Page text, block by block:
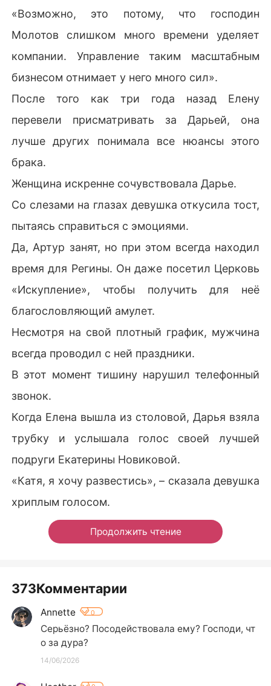
«Возможно, это потому, что господин
Молотов слишком много времени уделяет
компании. Управление таким масштабным
бизнесом отнимает у него много сил».
После того как три года назад Елену
перевели присматривать за Дарьей, она
лучше других понимала все нюансы этого
брака.
Женщина искренне сочувствовала Дарье.
Со слезами на глазах девушка откусила тост,
пытаясь справиться с эмоциями.
Да, Артур занят, но при этом всегда находил
время для Регины. Он даже посетил Церковь
«Искупление», чтобы получить для неё
благословляющий амулет.
Несмотря на свой плотный график, мужчина
всегда проводил с ней праздники.
В этот момент тишину нарушил телефонный
звонок.
Когда Елена вышла из столовой, Дарья взяла
трубку и услышала голос своей лучшей
подруги Екатерины Новиковой.
«Катя, я хочу развестись», – сказала девушка
хриплым голосом.
Продолжить чтение
373Комментарии
Annette 0
Серьёзно? Посодействовала ему? Господи, чт
о за дура?
14/06/2026